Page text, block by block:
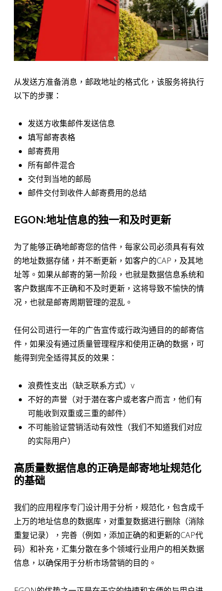
从发送方准备消息，邮政地址的格式化，该服务将执行
以下的步骤：
发送方收集邮件发送信息
填写邮寄表格
邮寄费用
所有邮件混合
交付到当地的邮局
邮件交付到收件人邮寄费用的总结
EGON:地址信息的独一和及时更新
为了能够正确地邮寄您的信件，每家公司必须具有有效
的地址数据存储，并不断更新，如客户的CAP，及其地
址等。如果从邮寄的第一阶段，也就是数据信息系统和
客户数据库不正确和不及时更新，这将导致不愉快的情
况，也就是邮寄周期管理的混乱。
任何公司进行一年的广告宣传或行政沟通目的的邮寄信
件，如果没有通过质量管理程序和使用正确的数据，可
能得到完全适得其反的效果：
浪费性支出（缺乏联系方式）v
不好的声誉（对于潜在客户或老客户而言，他们有
可能收到双重或三重的邮件）
不可能验证营销活动有效性（我们不知道我们对应
的实际用户）
高质量数据信息的正确是邮寄地址规范化
的基础
我们的应用程序专门设计用于分析，规范化，包含成千
上万的地址信息的数据库，对重复数据进行删除（消除
重复记录），完善（例如，添加正确的和更新的CAP代
码）和补充，汇集分散在多个领域行业用户的相关数据
信息，以确保用于分析市场营销的目的。